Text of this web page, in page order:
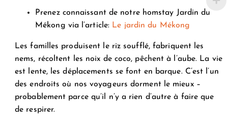
Prenez connaissant de notre homstay Jardin du
Mékong via l’article: Le jardin du Mékong
Les familles produisent le riz soufflé, fabriquent les
nems, récoltent les noix de coco, pêchent à l’aube. La vie
est lente, les déplacements se font en barque. C’est l’un
des endroits où nos voyageurs dorment le mieux –
probablement parce qu’il n’y a rien d’autre à faire que
de respirer.